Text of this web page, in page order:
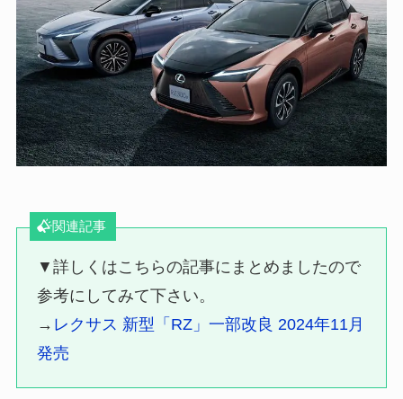
関連記事
▼詳しくはこちらの記事にまとめましたので
参考にしてみて下さい。
→ レクサス 新型「RZ」一部改良 2024年11月
発売